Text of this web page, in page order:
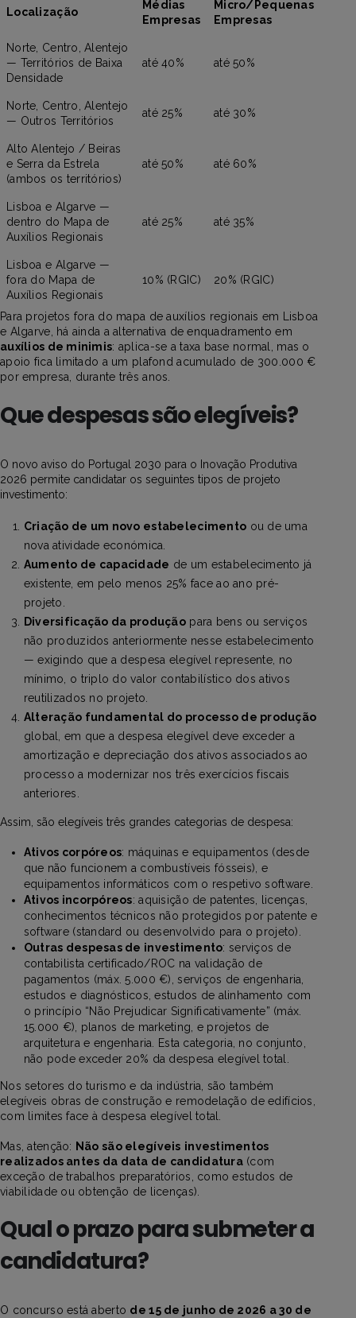
Localização
Médias
Empresas
Micro/Pequenas
Empresas
Norte, Centro, Alentejo
— Territórios de Baixa
Densidade
até 40% até 50%
Norte, Centro, Alentejo
— Outros Territórios
até 25% até 30%
Alto Alentejo / Beiras
e Serra da Estrela
(ambos os territórios)
até 50% até 60%
Lisboa e Algarve —
dentro do Mapa de
Auxílios Regionais
até 25% até 35%
Lisboa e Algarve —
fora do Mapa de
Auxílios Regionais
10% (RGIC) 20% (RGIC)
Para projetos fora do mapa de auxílios regionais em Lisboa
e Algarve, há ainda a alternativa de enquadramento em
auxílios de minimis: aplica-se a taxa base normal, mas o
apoio fica limitado a um plafond acumulado de 300.000 €
por empresa, durante três anos.
Que despesas são elegíveis?
O novo aviso do Portugal 2030 para o Inovação Produtiva
2026 permite candidatar os seguintes tipos de projeto
investimento:
Criação de um novo estabelecimento ou de uma
nova atividade económica.
Aumento de capacidade de um estabelecimento já
existente, em pelo menos 25% face ao ano pré-
projeto.
Diversificação da produçãopara bens ou serviços
não produzidos anteriormente nesse estabelecimento
— exigindo que a despesa elegível represente, no
mínimo, o triplo do valor contabilístico dos ativos
reutilizados no projeto.
Alteração fundamental do processo de produção
global, em que a despesa elegível deve exceder a
amortização e depreciação dos ativos associados ao
processo a modernizar nos três exercícios fiscais
anteriores.
Assim, são elegíveis três grandes categorias de despesa:
Ativos corpóreos: máquinas e equipamentos (desde
que não funcionem a combustíveis fósseis), e
equipamentos informáticos com o respetivo software.
Ativos incorpóreos: aquisição de patentes, licenças,
conhecimentos técnicos não protegidos por patente e
software (standard ou desenvolvido para o projeto).
Outras despesas de investimento: serviços de
contabilista certificado/ROC na validação de
pagamentos (máx. 5.000 €), serviços de engenharia,
estudos e diagnósticos, estudos de alinhamento com
o princípio “Não Prejudicar Significativamente” (máx.
15.000 €), planos de marketing, e projetos de
arquitetura e engenharia. Esta categoria, no conjunto,
não pode exceder 20% da despesa elegível total.
Nos setores do turismo e da indústria, são também
elegíveis obras de construção e remodelação de edifícios,
com limites face à despesa elegível total.
Mas, atenção: Não são elegíveis investimentos
realizados antes da data de candidatura(com
exceção de trabalhos preparatórios, como estudos de
viabilidade ou obtenção de licenças).
Qual o prazo para submeter a
candidatura?
O concurso está aberto de 15 de junho de 2026 a 30 de